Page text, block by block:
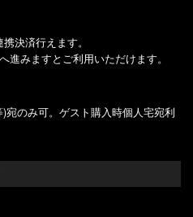
決済行えます。
進みますとご利用いただけます。
宛のみ可。ゲスト購入時個人宅宛利